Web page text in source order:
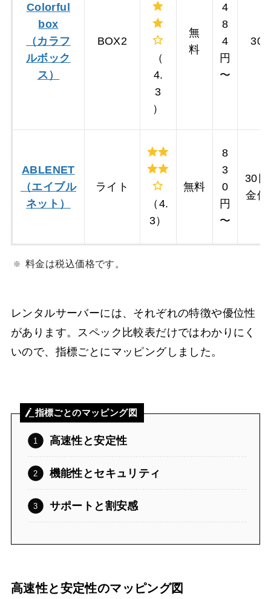
Colorful
box
（カラフ
ルボック
ス）
BOX2
（
4.
3
）
無
料
4
8
4
円
〜
30
ABLENET
（エイブル
ネット）
ライト
（4.
3）
無料
8
3
0
円
〜
30日
金保
料金は税込価格です。
レンタルサーバーには、それぞれの特徴や優位性
があります。スペック比較表だけではわかりにく
いので、指標ごとにマッピングしました。
指標ごとのマッピング図
高速性と安定性
機能性とセキュリティ
サポートと割安感
高速性と安定性のマッピング図